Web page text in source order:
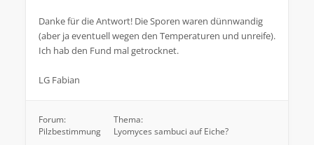
Danke für die Antwort! Die Sporen waren dünnwandig
(aber ja eventuell wegen den Temperaturen und unreife).
Ich hab den Fund mal getrocknet.
LG Fabian
Forum:
Pilzbestimmung
Thema:
Lyomyces sambuci auf Eiche?